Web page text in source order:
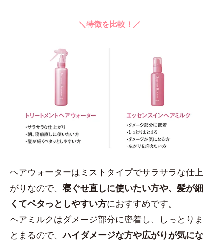
＼特徴を比較！／
ヘアウォーターはミストタイプでサラサラな仕上
がりなので、寝ぐせ直しに使いたい方や、髪が細
くてペタっとしやすい方におすすめです。
ヘアミルクはダメージ部分に密着し、しっとりま
とまるので、ハイダメージな方や広がりが気にな